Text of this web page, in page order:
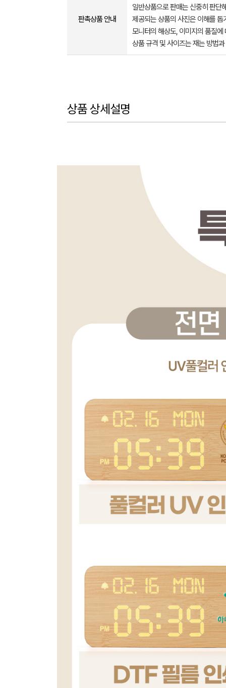
판촉상품 안내
일반상품으로 판매는 신중히 판단
제공되는 상품의 사진은 이해를
모니터의 해상도, 이미지의 품질
상품 규격 및 사이즈는 재는 방법
상품 상세설명